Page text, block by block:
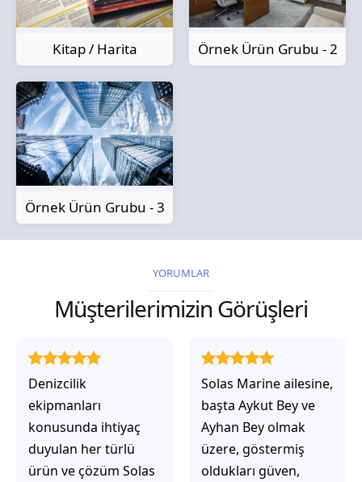
Kitap / Harita Örnek Ürün Grubu - 2
Örnek Ürün Grubu - 3
YORUMLAR
Müşterilerimizin Görüşleri
Solas Marine ailesine,
başta Aykut Bey ve
Ayhan Bey olmak
üzere, göstermiş
oldukları güven,
Solas Marine ile
çalıştığınızda,
işlerinin gerçekten
çözüm üretmeye
odaklı olduğunu